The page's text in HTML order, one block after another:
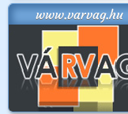
www.varvag.hu